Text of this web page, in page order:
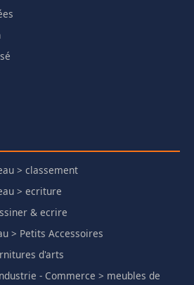
> classement
> ecriture
& ecrire
> Petits Accessoires
d'arts
- Commerce > meubles de